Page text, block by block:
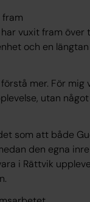
fram
vuxit fram över
och en
mer. För mig
utan
som att både
den egna
i Rättvik